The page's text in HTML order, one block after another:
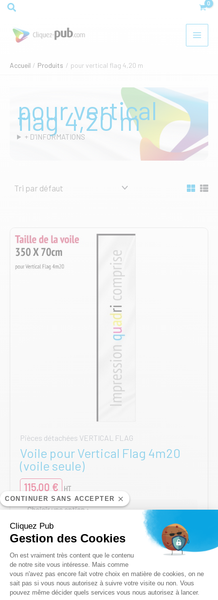
CONTINUER SANS ACCEPTER
Cliquez Pub
Gestion des Cookies
Plateforme de Gestion du
On est vraiment très content que le contenu
de notre site vous intéresse. Mais comme
vous n'avez pas encore fait votre choix en matière de cookies, on ne
sait pas si vous nous autorisez à suivre votre visite ou non. Vous
pouvez même décider quels services vous nous autorisez à lancer.
Axeptio consent
Aller
contenu
Rechercher
Accueil Produits pour vertical flag 4,20 m
pour vertical
flag 4,20 m
+ D'INFORMATIONS
Pièces détachées VERTICAL FLAG
Voile pour Vertical Flag 4m20
(voile seule)
115,00 € HT
1 Face RECTO
Ce
produit
a
plusieurs
variations.
Les